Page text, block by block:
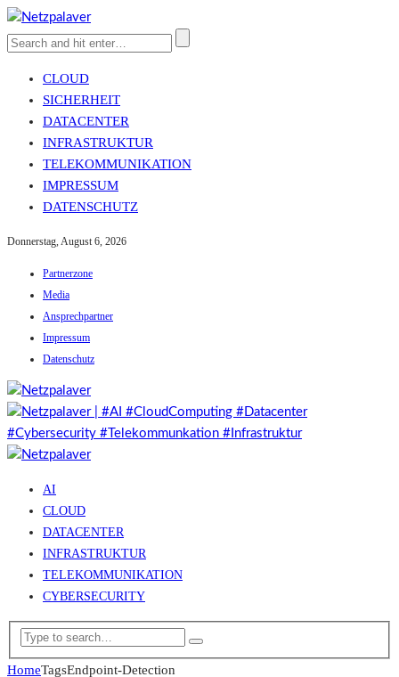
CLOUD
SICHERHEIT
DATACENTER
INFRASTRUKTUR
TELEKOMMUNIKATION
IMPRESSUM
DATENSCHUTZ
Donnerstag, August 6, 2026
Partnerzone
Media
Ansprechpartner
Impressum
Datenschutz
AI
CLOUD
DATACENTER
INFRASTRUKTUR
TELEKOMMUNIKATION
CYBERSECURITY
HomeTagsEndpoint-Detection